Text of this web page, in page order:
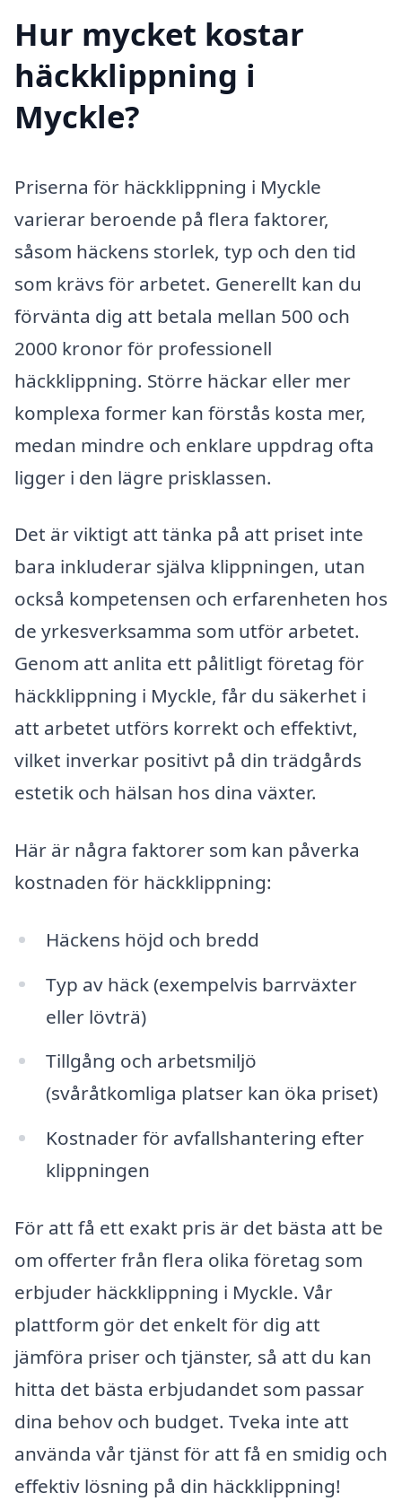
Hur mycket kostar
häckklippning i
Myckle?
Priserna för häckklippning i Myckle
varierar beroende på flera faktorer,
såsom häckens storlek, typ och den tid
som krävs för arbetet. Generellt kan du
förvänta dig att betala mellan 500 och
2000 kronor för professionell
häckklippning. Större häckar eller mer
komplexa former kan förstås kosta mer,
medan mindre och enklare uppdrag ofta
ligger i den lägre prisklassen.
Det är viktigt att tänka på att priset inte
bara inkluderar själva klippningen, utan
också kompetensen och erfarenheten hos
de yrkesverksamma som utför arbetet.
Genom att anlita ett pålitligt företag för
häckklippning i Myckle, får du säkerhet i
att arbetet utförs korrekt och effektivt,
vilket inverkar positivt på din trädgårds
estetik och hälsan hos dina växter.
Här är några faktorer som kan påverka
kostnaden för häckklippning:
Häckens höjd och bredd
Typ av häck (exempelvis barrväxter
eller lövträ)
Tillgång och arbetsmiljö
(svåråtkomliga platser kan öka priset)
Kostnader för avfallshantering efter
klippningen
För att få ett exakt pris är det bästa att be
om offerter från flera olika företag som
erbjuder häckklippning i Myckle. Vår
plattform gör det enkelt för dig att
jämföra priser och tjänster, så att du kan
hitta det bästa erbjudandet som passar
dina behov och budget. Tveka inte att
använda vår tjänst för att få en smidig och
effektiv lösning på din häckklippning!